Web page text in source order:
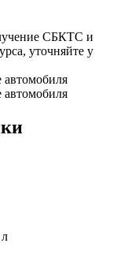
СБКТС и
уточняйте у